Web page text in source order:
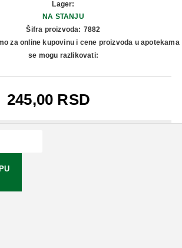
245,00 RSD
Lager:
NA STANJU
Šifra proizvoda: 7882
za online kupovinu i cene proizvoda u apotekama
se mogu razlikovati:
SOFT
negu ulja jojobe i vitamina E.